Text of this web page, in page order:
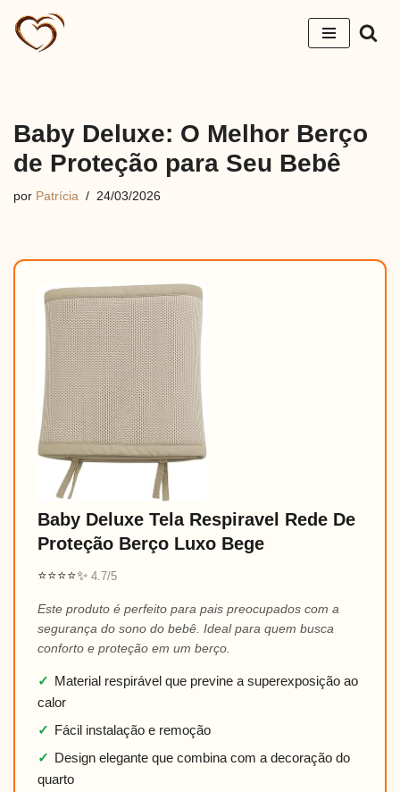
Pular
Baby Deluxe: O Melhor Berço
de Proteção para Seu Bebê
por Patrícia 24/03/2026
Baby Deluxe Tela Respiravel Rede De
Proteção Berço Luxo Bege
⭐⭐⭐⭐✨ 4.7/5
Este produto é perfeito para pais preocupados com a
segurança do sono do bebê. Ideal para quem busca
conforto e proteção em um berço.
✓ Material respirável que previne a superexposição ao
calor
✓ Fácil instalação e remoção
✓ Design elegante que combina com a decoração do
quarto